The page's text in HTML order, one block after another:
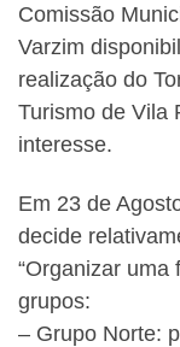
Comissão
Varzim
realização do
Turismo de Vila
interesse.
Em 23 de
decide
“Organizar
grupos:
– Grupo Norte: